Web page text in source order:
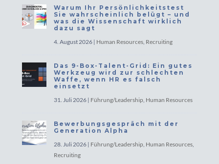
Warum Ihr Persönlichkeitstest
Sie wahrscheinlich belügt – und
was die Wissenschaft wirklich
dazu sagt
4. August 2026| Human Resources, Recruiting
Das 9-Box-Talent-Grid: Ein gutes
Werkzeug wird zur schlechten
Waffe, wenn HR es falsch
einsetzt
31. Juli 2026| Führung/Leadership Human Resources
Bewerbungsgespräch mit der
Generation Alpha
28. Juli 2026| Führung/Leadership Human Resources,
Recruiting